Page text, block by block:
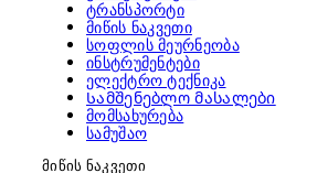
ტრანსპორტი
მიწის ნაკვეთი
სოფლის მეურნეობა
ინსტრუმენტები
ელექტრო ტექნიკა
Სამშენებლო მასალები
მომსახურება
სამუშაო
მიწის ნაკვეთი